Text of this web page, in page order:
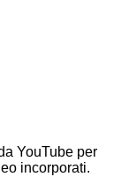
YouTube per
incorporati.